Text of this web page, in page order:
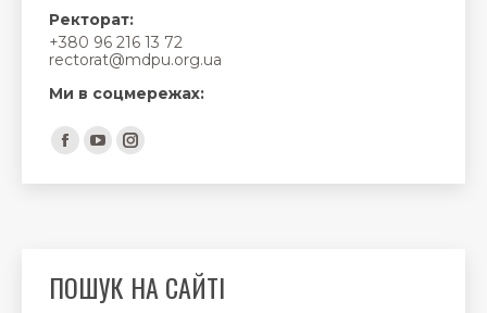
Ректорат:
+380 96 216 13 72
rectorat@mdpu.org.ua
Ми в соцмережах:
Find us on:
Facebook
page
window
YouTube
page
window
Instagram
page
window
ПОШУК НА САЙТІ